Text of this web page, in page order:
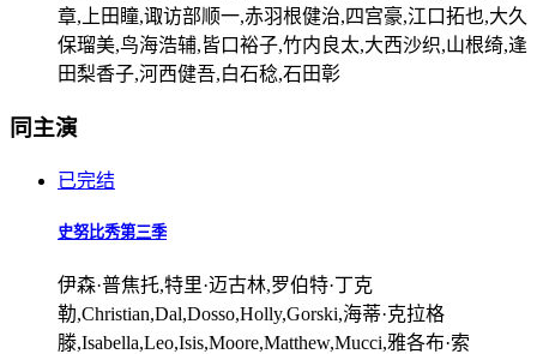
章,上田瞳,诹访部顺一,赤羽根健治,四宫豪,江口拓也,大久
保瑠美,鸟海浩辅,皆口裕子,竹内良太,大西沙织,山根绮,逢
田梨香子,河西健吾,白石稔,石田彰
同主演
已完结
史努比秀第三季
伊森·普焦托,特里·迈古林,罗伯特·丁克
勒,Christian,Dal,Dosso,Holly,Gorski,海蒂·克拉格
滕,Isabella,Leo,Isis,Moore,Matthew,Mucci,雅各布·索